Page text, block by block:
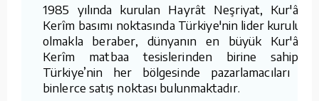
1985 yılında kurulan Hayrât Neşriyat, Kur'ân-ı
Kerîm basımı noktasında Türkiye'nin lider kuruluşu
olmakla beraber, dünyanın en büyük Kur'ân-ı
Kerîm matbaa tesislerinden birine sahiptir.
Türkiye’nin her bölgesinde pazarlamacıları ve
binlerce satış noktası bulunmaktadır.